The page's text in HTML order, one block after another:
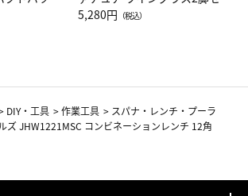
（LC）ス
ト（レッドワイン）
5,280円 （税込）
DIY・工具 >作業工具 > スパナ・レンチ・プーラ
ズ JHW1221MSC コンビネーションレンチ 12角